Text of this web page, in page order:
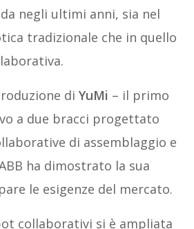
negli ultimi anni, sia nel
tradizionale che in quello
di YuMi – il primo
a due bracci progettato
di assemblaggio e
ha dimostrato la sua
le esigenze del mercato.
collaborativi si è ampliata